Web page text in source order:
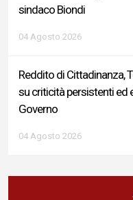
sindaco Biondi
04 Agosto 2026
Reddito di Cittadinanza,
su criticità persistenti ed
Governo
04 Agosto 2026
Sigismondi, Liris e
Ministro Roccella e alla